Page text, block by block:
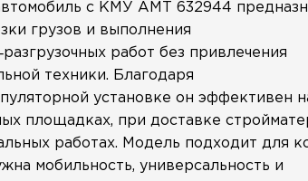
с КМУ АМТ 632944
грузов и выполнения
работ без привлечения
техники. Благодаря
установке он эффективен
площадках, при доставке
работах. Модель подходит для
мобильность, универсальность и